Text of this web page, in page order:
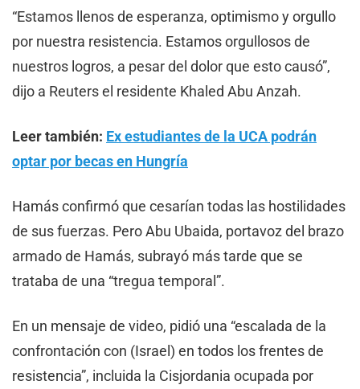
“Estamos llenos de esperanza, optimismo y orgullo
por nuestra resistencia. Estamos orgullosos de
nuestros logros, a pesar del dolor que esto causó”,
dijo a Reuters el residente Khaled Abu Anzah.
Leer también: Ex estudiantes de la UCA podrán
optar por becas en Hungría
Hamás confirmó que cesarían todas las hostilidades
de sus fuerzas. Pero Abu Ubaida, portavoz del brazo
armado de Hamás, subrayó más tarde que se
trataba de una “tregua temporal”.
En un mensaje de video, pidió una “escalada de la
confrontación con (Israel) en todos los frentes de
resistencia”, incluida la Cisjordania ocupada por